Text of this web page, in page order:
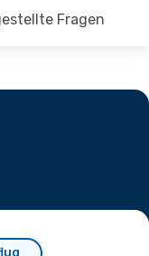
Fragen